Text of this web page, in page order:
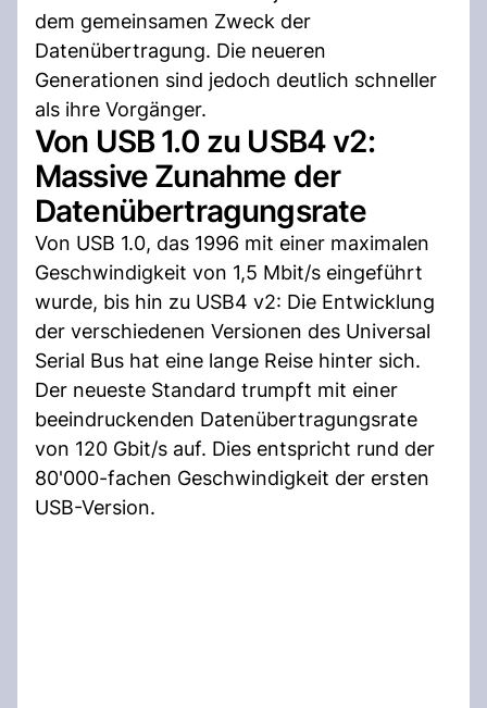
dem gemeinsamen Zweck der
Datenübertragung. Die neueren
Generationen sind jedoch deutlich schneller
als ihre Vorgänger.
Von USB 1.0 zu USB4 v2:
Massive Zunahme der
Datenübertragungsrate
Von USB 1.0, das 1996 mit einer maximalen
Geschwindigkeit von 1,5 Mbit/s eingeführt
wurde, bis hin zu USB4 v2: Die Entwicklung
der verschiedenen Versionen des Universal
Serial Bus hat eine lange Reise hinter sich.
Der neueste Standard trumpft mit einer
beeindruckenden Datenübertragungsrate
von 120 Gbit/s auf. Dies entspricht rund der
80'000-fachen Geschwindigkeit der ersten
USB-Version.